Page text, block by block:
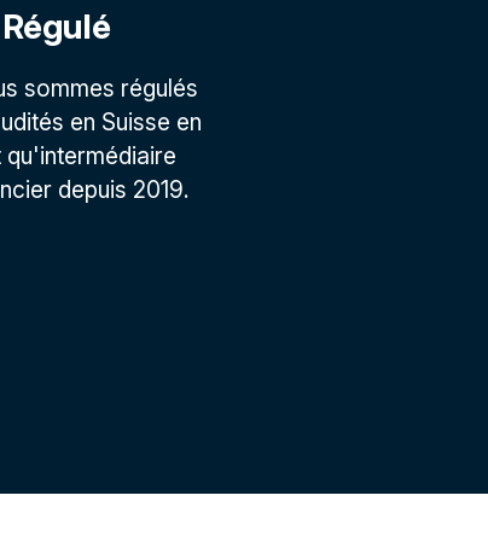
sommes régulés
en Suisse en
qu'intermédiaire
depuis 2019.